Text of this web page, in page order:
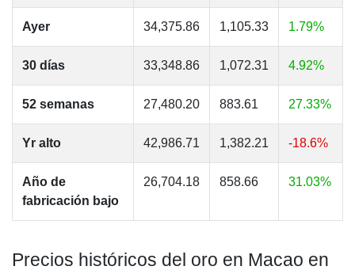
Ayer 34,375.86 1,105.33 1.79%
30 días 33,348.86 1,072.31 4.92%
52 semanas 27,480.20 883.61 27.33%
Yr alto 42,986.71 1,382.21 -18.6%
Año de
fabricación bajo
26,704.18 858.66 31.03%
Precios históricos del oro en Macao en